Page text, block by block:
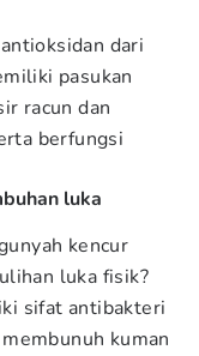
dari
pasukan
racun dan
berfungsi
luka
kencur
luka fisik?
sifat antibakteri
kuman